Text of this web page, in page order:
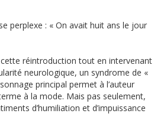
perplexe : « On avait huit ans le jour
cette réintroduction tout en intervenant
neurologique, un syndrome de «
principal permet à l’auteur
à la mode. Mais pas seulement,
d’humiliation et d’impuissance